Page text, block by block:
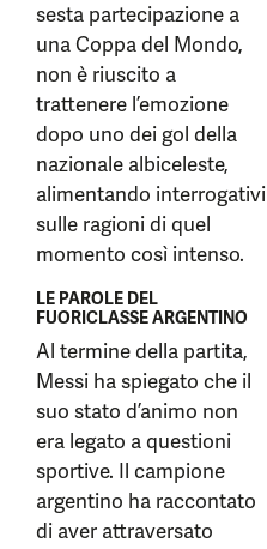
sesta partecipazione a
una Coppa del Mondo,
non è riuscito a
trattenere l’emozione
dopo uno dei gol della
nazionale albiceleste,
alimentando interrogativi
sulle ragioni di quel
momento così intenso.
LE PAROLE DEL
FUORICLASSE ARGENTINO
Al termine della partita,
Messi ha spiegato che il
suo stato d’animo non
era legato a questioni
sportive. Il campione
argentino ha raccontato
di aver attraversato